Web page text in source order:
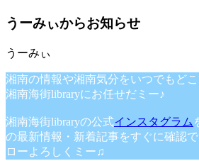
うーみぃからお知らせ
湘南の情報や湘南気分をいつでもどこ
湘南海街libraryにお任せだミー♪
湘南海街libraryの公式インスタグラム
の最新情報・新着記事をすぐに確認
ローよろしくミー♫